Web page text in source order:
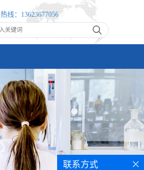
线： 13623677056
联系方式